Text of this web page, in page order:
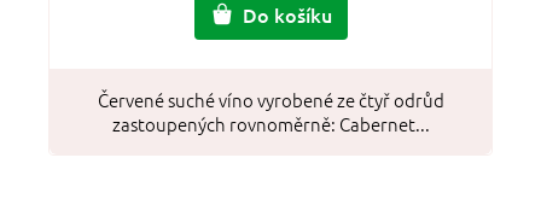
Do košíku
Červené suché víno vyrobené ze čtyř odrůd
zastoupených rovnoměrně: Cabernet...